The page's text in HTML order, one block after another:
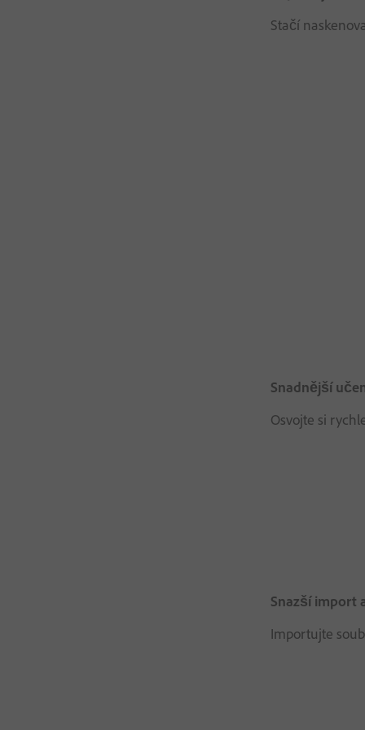
Stačí
Snadnější
Osvojte si
Snazší import
Importujte